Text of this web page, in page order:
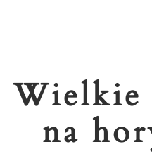
Wielkie
na